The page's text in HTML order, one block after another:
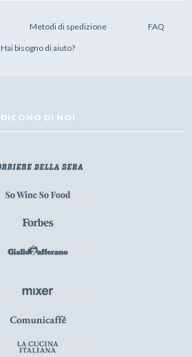
Metodi di spedizione FAQ
Hai bisogno di aiuto?
DICONO DI NOI